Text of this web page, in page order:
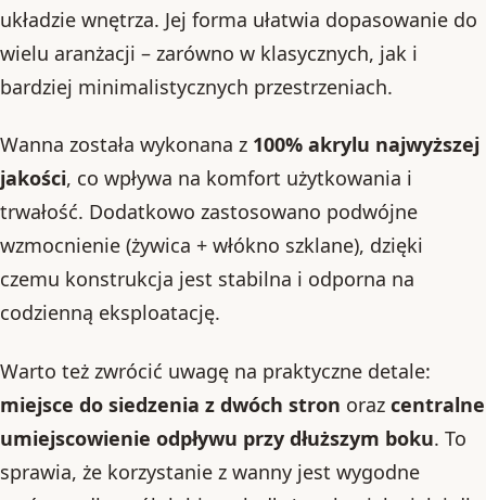
układzie wnętrza. Jej forma ułatwia dopasowanie do
wielu aranżacji – zarówno w klasycznych, jak i
bardziej minimalistycznych przestrzeniach.
Wanna została wykonana z 100% akrylu najwyższej
jakości, co wpływa na komfort użytkowania i
trwałość. Dodatkowo zastosowano podwójne
wzmocnienie (żywica + włókno szklane), dzięki
czemu konstrukcja jest stabilna i odporna na
codzienną eksploatację.
Warto też zwrócić uwagę na praktyczne detale:
miejsce do siedzenia z dwóch stron oraz centralne
umiejscowienie odpływu przy dłuższym boku. To
sprawia, że korzystanie z wanny jest wygodne